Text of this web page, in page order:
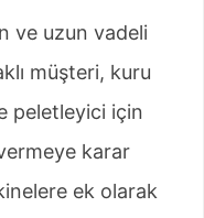
ve uzun vadeli
müşteri, kuru
peletleyici için
karar
ek olarak